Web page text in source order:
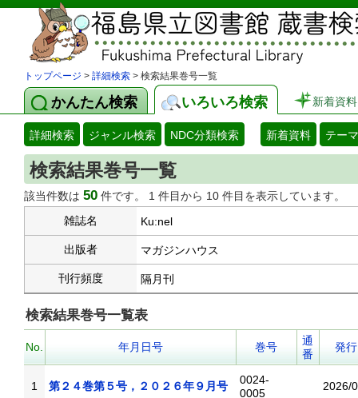
トップページ > 詳細検索 > 検索結果巻号一覧
かんたん検索 いろいろ検索 新着資料
詳細検索 ジャンル検索 NDC分類検索 新着資料 テー
検索結果巻号一覧
該当件数は 50 件です。 1 件目から 10 件目を表示しています。
雑誌名
Ku:nel
出版者 マガジンハウス
刊行頻度 隔月刊
検索結果巻号一覧表
No. 年月日号 巻号
通
番
発
1 第２４巻第５号，２０２６年９月号
0024-
0005
2026/